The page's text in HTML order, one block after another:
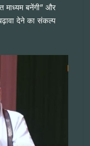
माध्यम बनेंगी” और
देने का संकल्प